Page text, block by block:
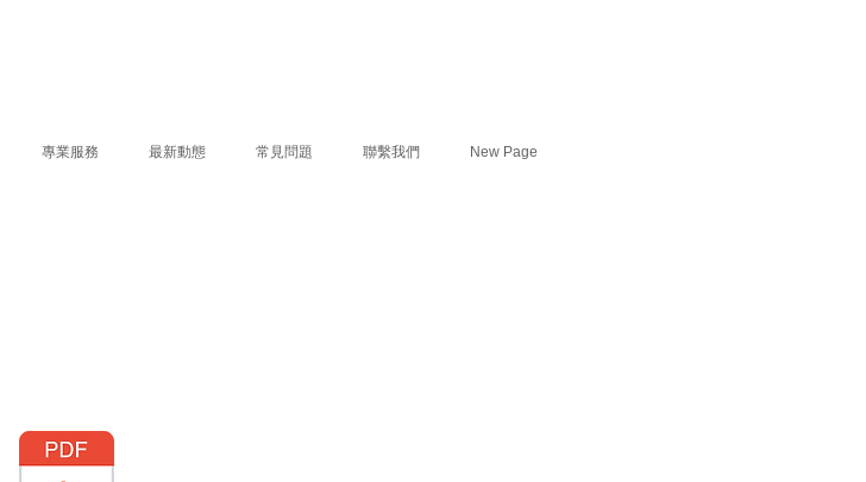
專業服務 最新動態 常見問題 聯繫我們 New Page